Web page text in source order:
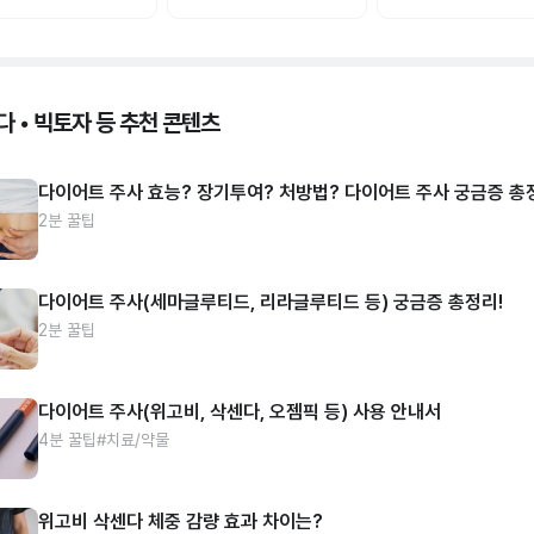
• 빅토자 등 추천 콘텐츠
다이어트 주사 효능? 장기투여? 처방법? 다이어트 주사 궁금증 총
2분 꿀팁
다이어트 주사(세마글루티드, 리라글루티드 등) 궁금증 총정리!
2분 꿀팁
다이어트 주사(위고비, 삭센다, 오젬픽 등) 사용 안내서
4분 꿀팁#치료/약물
위고비 삭센다 체중 감량 효과 차이는?